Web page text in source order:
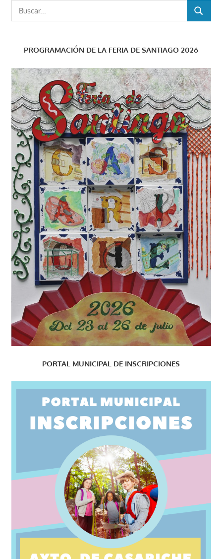
Buscar:
BUSCAR
PROGRAMACIÓN DE LA FERIA DE SANTIAGO 2026
PORTAL MUNICIPAL DE INSCRIPCIONES